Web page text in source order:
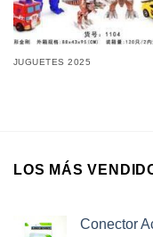
JUGUETES 2025
LOS MÁS
Conector